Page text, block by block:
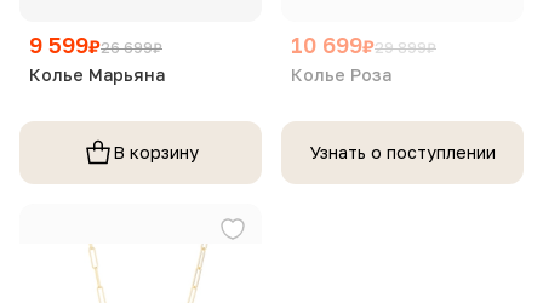
9 599₽26 699₽
Колье Марьяна
В корзину
10 699₽29 899₽
Колье Роза
Узнать о поступлении